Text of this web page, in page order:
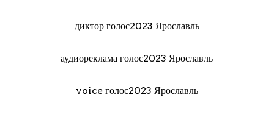
диктор голос2023 Ярославль
аудиореклама голос2023 Ярославль
voice голос2023 Ярославль